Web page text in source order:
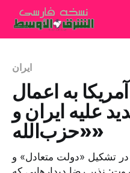
ایران
به اعمال
علیه ایران و
«حزب‌الله»
تشکیل «دولت متعادل» و